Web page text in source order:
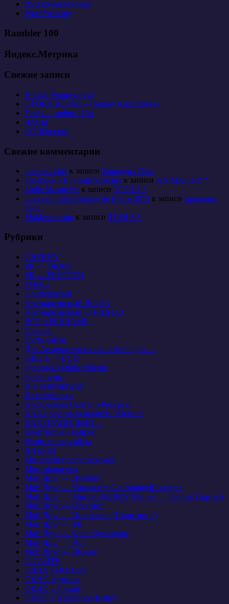
RSS комментариев
WordPress.org
Rambler 100
Яндекс.Метрика
Свежие записи
Hodula Pougo (pryg)
OPORA ROSSII — Sergey Kazarnovsky
Tanki — online 1104
ЧАСЫ
СОЧИнялки
Свежие комментарии
polo pas cherк записи Крокодил Гена
Facebook FB Group Snatcherк записи ANIMAL-PR *
Sudie Mosmeyerк записи TOOLS *
nouveau maillot equipe de france 2013 к записи Крокодил
Гена
Maklerzentrum к записи TOOLS *
Рубрики
CHERNY
PR — ОБЗОР
PR — РЕНТГЕН
TOOLs
Uncategorized
Антикризисный Ликбез
Антикризисный СПЕЦНАЗ
ВСЁ о РЕКЛАМЕ
Главная
Гости сайта
Для Авторов рассылок в мой адрес…
ЗДЕСЬ — ВСЁ!
Здоровый Образ Жизни
Здравпункт
И в безкультурье
Из переписки
Интересные Сайты и Ресурсы
КАК правильно выбрать Жилище
КАК ПРАВИЛЬНО…
Квартирный вопрос
Кулинарные сайты
ЛИКБЕЗ
Минздрав предупреждает
Мои афоризмы
Мой Друг — Дуэлянт
Мой Друг — Контактёр С-летающей-посуды
Мой Друг — Мистер ДеШОУ (Он же — Гаврик Портер)
Мой Друг — Обормот
Мой Друг — Политкорр (Политринг)
Мой Друг — ТБ
Мой Друг — Фэйс Букашкин:
Мой Друг — Я :)
Мой Друг — Яндекс
О САЙТЕ
ОДНА КНОПКА
ОКНО Админа
ОКНО в Google
ОКНО в Адресную Книгу